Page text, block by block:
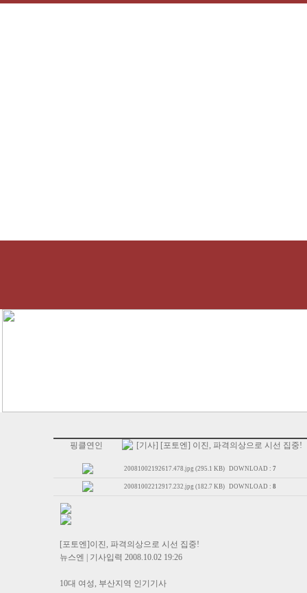
핑클연인 [기사] [포토엔] 이진, 파격의상으로 시선 집중!
20081002192617.478.jpg (295.1 KB) DOWNLOAD :7
20081002212917.232.jpg (182.7 KB) DOWNLOAD :8
[포토엔]이진, 파격의상으로 시선 집중!
뉴스엔 | 기사입력 2008.10.02 19:26
10대 여성, 부산지역 인기기사